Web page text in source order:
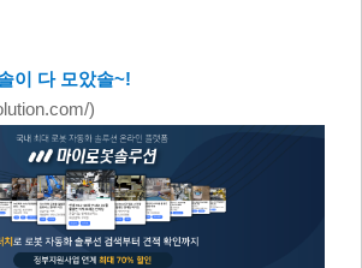
이 다 모았솔~!
)